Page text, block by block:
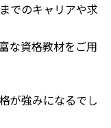
でのキャリアや求
な資格教材をご用
が強みになるでし